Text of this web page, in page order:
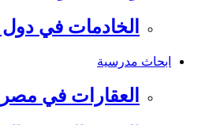
الخادمات في دول
ابحاث مدرسية
العقارات في مصر 2025 : نصائح للشراء والاستثمار الذكي